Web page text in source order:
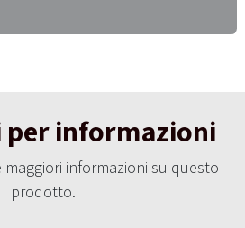
per informazioni
maggiori informazioni su questo
prodotto.